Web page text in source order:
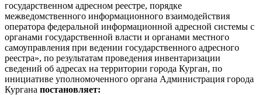
государственном адресном реестре, порядке
межведомственного информационного взаимодействия
оператора федеральной информационной адресной системы с
органами государственной власти и органами местного
самоуправления при ведении государственного адресного
реестра», по результатам проведения инвентаризации
сведений об адресах на территории города Курган, по
инициативе уполномоченного органа Администрация города
Кургана постановляет: